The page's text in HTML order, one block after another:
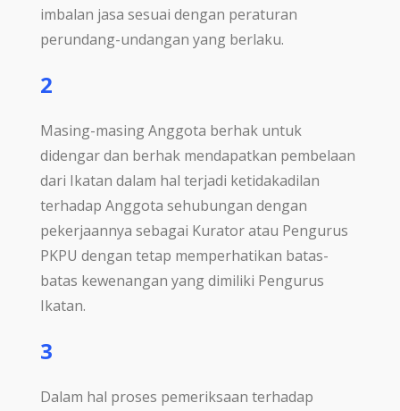
imbalan jasa sesuai dengan peraturan
perundang-undangan yang berlaku.
2
Masing-masing Anggota berhak untuk
didengar dan berhak mendapatkan pembelaan
dari Ikatan dalam hal terjadi ketidakadilan
terhadap Anggota sehubungan dengan
pekerjaannya sebagai Kurator atau Pengurus
PKPU dengan tetap memperhatikan batas-
batas kewenangan yang dimiliki Pengurus
Ikatan.
3
Dalam hal proses pemeriksaan terhadap